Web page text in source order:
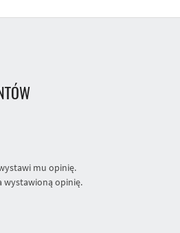
mu opinię.
wystawioną opinię.